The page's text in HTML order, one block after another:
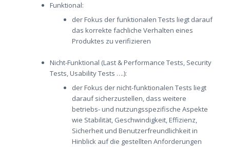
Funktional:
der Fokus der funktionalen Tests liegt darauf
das korrekte fachliche Verhalten eines
Produktes zu verifizieren
Nicht-Funktional (Last & Performance Tests, Security
Tests, Usability Tests ….):
der Fokus der nicht-funktionalen Tests liegt
darauf sicherzustellen, dass weitere
betriebs- und nutzungsspezifische Aspekte
wie Stabilität, Geschwindigkeit, Effizienz,
Sicherheit und Benutzerfreundlichkeit in
Hinblick auf die gestellten Anforderungen